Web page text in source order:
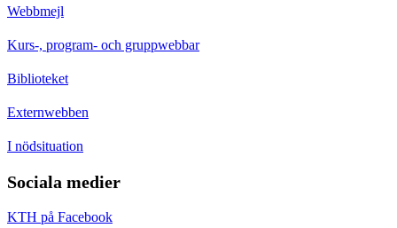
Webbmejl
Kurs-, program- och gruppwebbar
Biblioteket
Externwebben
I nödsituation
Sociala medier
KTH på Facebook